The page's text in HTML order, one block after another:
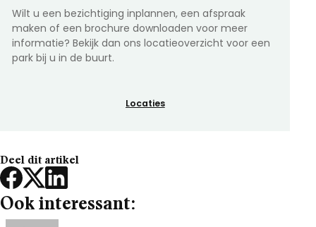
Wilt u een bezichtiging inplannen, een afspraak
maken of een brochure downloaden voor meer
informatie? Bekijk dan ons locatieoverzicht voor een
park bij u in de buurt.
Locaties
Deel dit artikel
Ook interessant: